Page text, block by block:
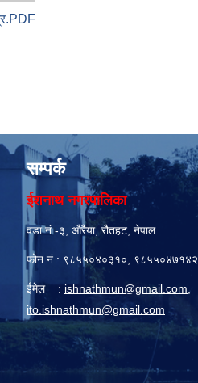
सम्पर्क
ईशनाथ नगरपालिका
वडा नं.-३, औरैया, रौतहट, नेपाल
फोन नं : ९८५५०४०३१०, ९८५५०४७१४२
ईमेल : ishnathmun@gmail.com
ito.ishnathmun@gmail.com